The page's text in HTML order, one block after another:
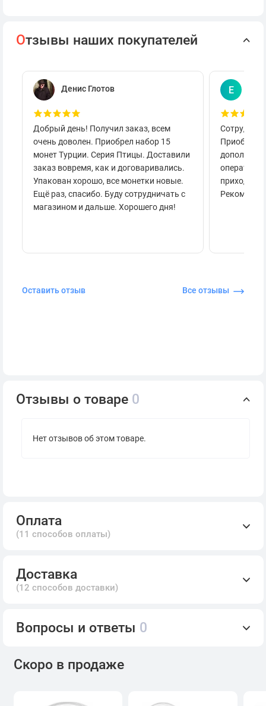
Отзывы наших покупателей
Денис Глотов
Добрый день! Получил заказ, всем
очень доволен. Приобрел набор 15
монет Турции. Серия Птицы. Доставили
заказ вовремя, как и договаривались.
Упакован хорошо, все монетки новые.
Ещё раз, спасибо. Буду сотрудничать с
магазином и дальше. Хорошего дня!
Е
приходило
Оставить отзыв Все отзывы
Отзывы о товаре 0
Нет отзывов об этом товаре.
Оплата
(11 способов оплаты)
Доставка
(12 способов доставки)
Вопросы и ответы 0
Скоро в продаже